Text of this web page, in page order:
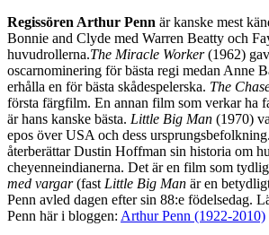
Regissören Arthur Penn är kanske mest
Bonnie and Clyde med Warren Beatty och
huvudrollerna.The Miracle Worker(1962)
oscarnominering för bästa regi medan Anne
erhålla en för bästa skådespelerska. The
första färgfilm. En annan film som verkar ha
är hans kanske bästa. Little Big Man (1970)
epos över USA och dess
återberättar Dustin Hoffman sin historia om
cheyenneindianerna. Det är en film som
med vargar(fast Little Big Man är en
Penn avled dagen efter sin 88:e födelsedag.
Penn här i bloggen: Arthur Penn (1922-2010)